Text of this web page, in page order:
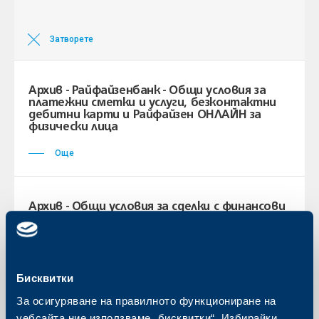
Бисквитки
За осигуряване на правилното функциониране на
Затворете
Архив - Райфайзенбанк - Общи условия за
платежни сметки и услуги, безконтактни
дебитни карти и Райфайзен ОНЛАЙН за
физически лица
Още
Архив - Общи условия за сделки с финансови
инструменти, приложими към сключваните
договори с клиенти
Назад към всички